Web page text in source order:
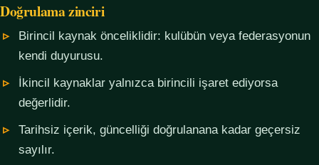
Doğrulama zinciri
Birincil kaynak önceliklidir: kulübün veya federasyonun
kendi duyurusu.
İkincil kaynaklar yalnızca birincili işaret ediyorsa
değerlidir.
Tarihsiz içerik, güncelliği doğrulanana kadar geçersiz
sayılır.